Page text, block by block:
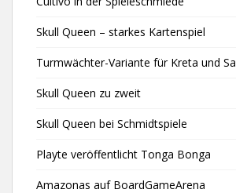
Skull Queen – starkes Kartenspiel
Turmwächter-Variante für Kreta und
Skull Queen zu zweit
Skull Queen bei Schmidtspiele
Playte veröffentlicht Tonga Bonga
Amazonas auf BoardGameArena